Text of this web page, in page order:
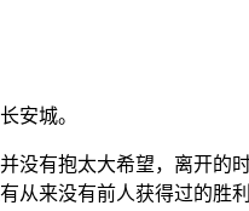
安城。
没有抱太大希望，离开的
从来没有前人获得过的胜利